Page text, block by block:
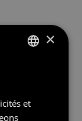
×
et